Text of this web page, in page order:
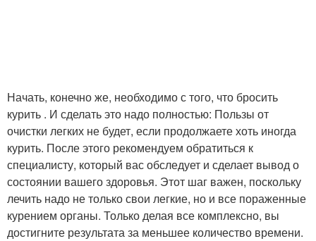
Начать, конечно же, необходимо с того, что бросить
курить . И сделать это надо полностью: Пользы от
очистки легких не будет, если продолжаете хоть иногда
курить. После этого рекомендуем обратиться к
специалисту, который вас обследует и сделает вывод о
состоянии вашего здоровья. Этот шаг важен, поскольку
лечить надо не только свои легкие, но и все пораженные
курением органы. Только делая все комплексно, вы
достигните результата за меньшее количество времени.